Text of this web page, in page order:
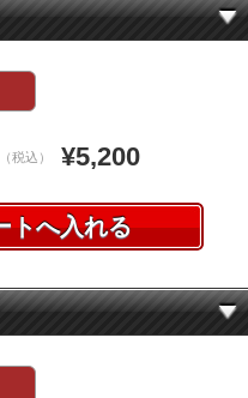
（税込） ¥5,200